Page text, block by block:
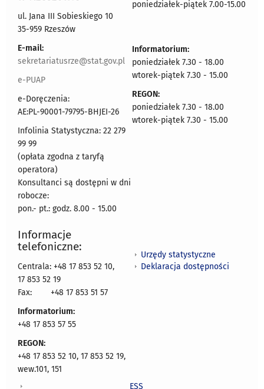
ul. Jana III Sobieskiego 10
35-959 Rzeszów
E-mail:
sekretariatusrze@stat.gov.pl
e-PUAP
e-Doręczenia:
AE:PL-90001-79795-BHJEI-26
Infolinia Statystyczna: 22 279
99 99
(opłata zgodna z taryfą
operatora)
Konsultanci są dostępni w dni
robocze:
pon.- pt.: godz. 8.00 - 15.00
poniedziałek-piątek 7.00-15.00
Informatorium:
poniedziałek 7.30 - 18.00
wtorek-piątek 7.30 - 15.00
REGON:
poniedziałek 7.30 - 18.00
wtorek-piątek 7.30 - 15.00
Informacje
telefoniczne:
Centrala: +48 17 853 52 10,
17 853 52 19
Fax:
+48 17 853 51 57
Informatorium:
+48 17 853 57 55
REGON:
+48 17 853 52 10, 17 853 52 19,
wew.101, 151
Urzędy statystyczne
Deklaracja dostępności
ESS